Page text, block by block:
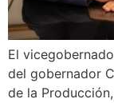
El
del gobernador
de la